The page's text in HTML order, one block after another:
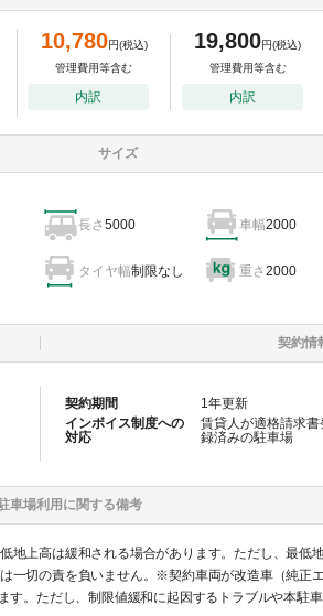
10,780円(税込)
管理費用等含む
内訳
19,800円(税込)
管理費用等含む
内訳
サイズ
長さ5000 車幅2000
タイヤ幅制限なし 重さ2000
契約情
契約期間 1年更新
インボイス制度への
対応
賃貸人が適格請求
録済みの駐車場
車場利用に関する備考
上高は緩和される場合があります。ただし、最低
一切の責を負いません。※契約車両が改造車（純正
。ただし、制限値緩和に起因するトラブルや本駐